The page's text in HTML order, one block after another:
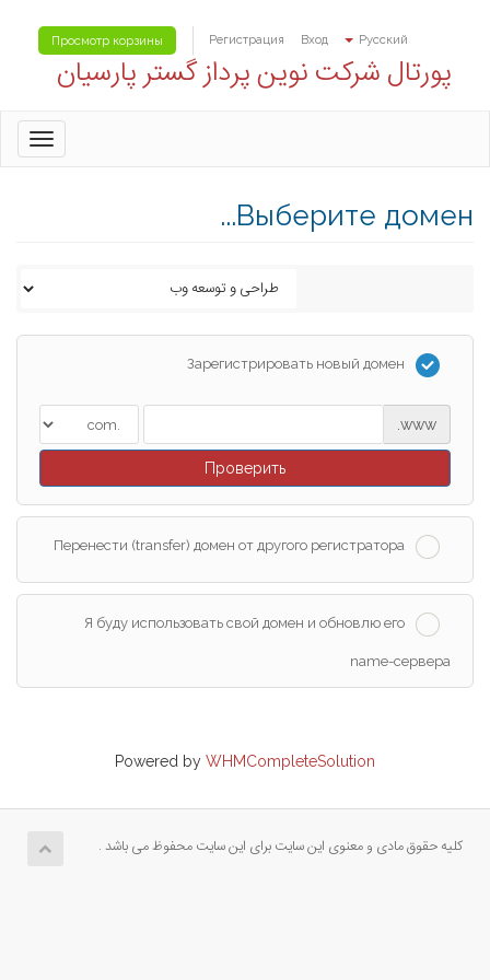
Русский
Вход
Регистрация
Просмотр корзины
پورتال شرکت نوین پرداز گستر پارسیان
Выберите домен...
Зарегистрировать новый домен
www.
Проверить
Перенести (transfer) домен от другого регистратора
Я буду использовать свой домен и обновлю его
name-сервера
Powered by WHMCompleteSolution
کلیه حقوق مادی و معنوی این سایت برای این سایت محفوظ می باشد .